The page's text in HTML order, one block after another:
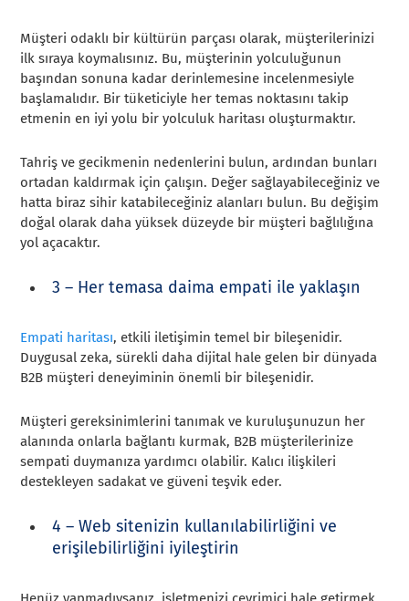
Müşteri odaklı bir kültürün parçası olarak, müşterilerinizi
ilk sıraya koymalısınız. Bu, müşterinin yolculuğunun
başından sonuna kadar derinlemesine incelenmesiyle
başlamalıdır. Bir tüketiciyle her temas noktasını takip
etmenin en iyi yolu bir yolculuk haritası oluşturmaktır.
Tahriş ve gecikmenin nedenlerini bulun, ardından bunları
ortadan kaldırmak için çalışın. Değer sağlayabileceğiniz ve
hatta biraz sihir katabileceğiniz alanları bulun. Bu değişim
doğal olarak daha yüksek düzeyde bir müşteri bağlılığına
yol açacaktır.
3 – Her temasa daima empati ile yaklaşın
Empati haritası, etkili iletişimin temel bir bileşenidir.
Duygusal zeka, sürekli daha dijital hale gelen bir dünyada
B2B müşteri deneyiminin önemli bir bileşenidir.
Müşteri gereksinimlerini tanımak ve kuruluşunuzun her
alanında onlarla bağlantı kurmak, B2B müşterilerinize
sempati duymanıza yardımcı olabilir. Kalıcı ilişkileri
destekleyen sadakat ve güveni teşvik eder.
4 – Web sitenizin kullanılabilirliğini ve
erişilebilirliğini iyileştirin